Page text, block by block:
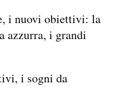
i nuovi obiettivi: la
azzurra, i grandi
i sogni da